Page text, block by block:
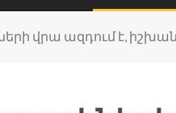
վրա ազդում է,